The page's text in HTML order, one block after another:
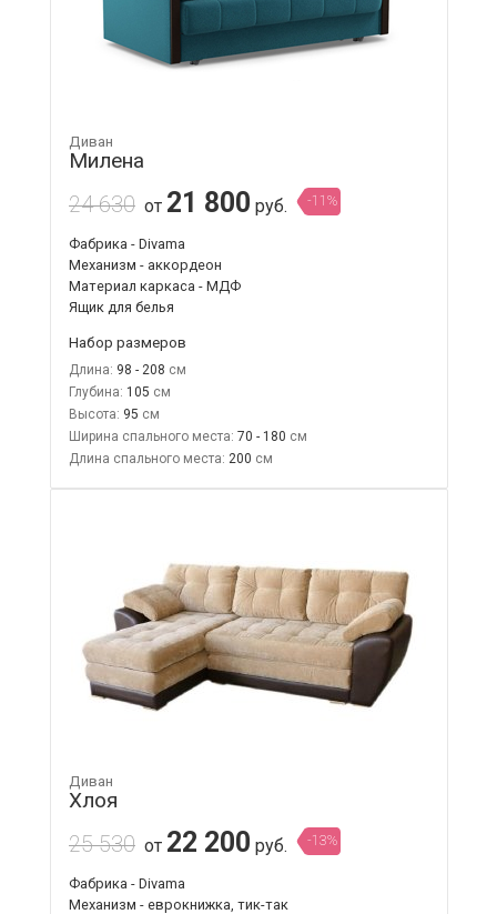
Диван
Милена
24 630 от 21 800 руб. -11%
Фабрика - Divama
Механизм - аккордеон
Материал каркаса - МДФ
Ящик для белья
Набор размеров
Длина: 98 - 208
Глубина: 105
Высота: 95
Ширина спального места: 70 - 180
Длина спального места: 200
Диван
Хлоя
25 530 от 22 200 руб. -13%
Фабрика - Divama
Механизм - еврокнижка, тик-так